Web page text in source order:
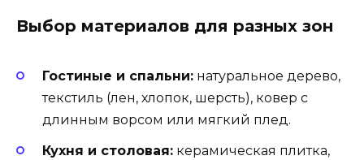
Выбор материалов для разных зон
Гостиные и спальни: натуральное дерево,
текстиль (лен, хлопок, шерсть), ковер с
длинным ворсом или мягкий плед.
Кухня и столовая: керамическая плитка,